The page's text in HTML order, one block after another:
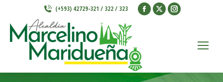
(+593) 42729-321 / 322 / 323
Facebook
window
X
window
Instagram
window